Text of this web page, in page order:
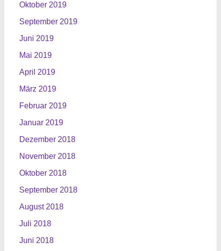
Oktober 2019
September 2019
Juni 2019
Mai 2019
April 2019
März 2019
Februar 2019
Januar 2019
Dezember 2018
November 2018
Oktober 2018
September 2018
August 2018
Juli 2018
Juni 2018